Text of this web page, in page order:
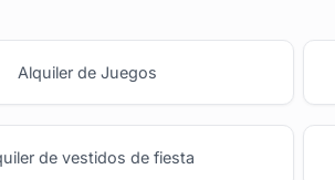
Alquiler de Juegos
de vestidos de fiesta